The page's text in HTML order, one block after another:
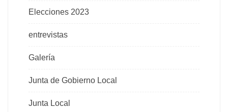
Elecciones 2023
entrevistas
Galería
Junta de Gobierno Local
Junta Local